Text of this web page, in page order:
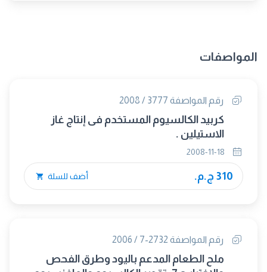
المواصفات
رقم المواصفة 3777 / 2008
كربيد الكالسيوم المستخدم فى إنتاج غاز
الاستيلين .
310 ج.م. أضف للسلة
رقم المواصفة 2732-7 / 2006
ملح الطعام المدعم باليود وطرق الفحص